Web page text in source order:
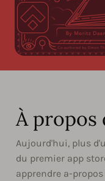
À propos
Aujourd'hui, plus
du premier app
apprendre a-